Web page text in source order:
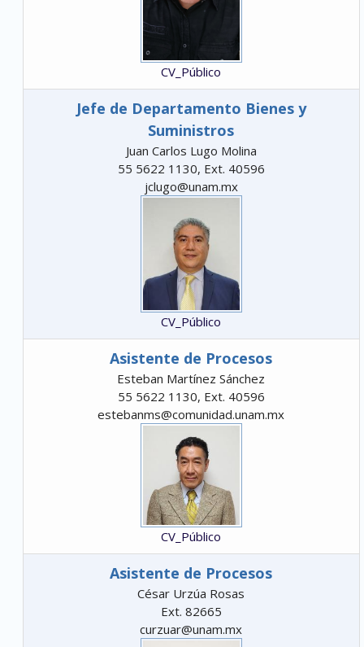
CV_Público
Jefe de Departamento Bienes y
Suministros
Juan Carlos Lugo Molina
55 5622 1130, Ext. 40596
jclugo@unam.mx
CV_Público
Asistente de Procesos
Esteban Martínez Sánchez
55 5622 1130, Ext. 40596
estebanms@comunidad.unam.mx
CV_Público
Asistente de Procesos
César Urzúa Rosas
Ext. 82665
curzuar@unam.mx